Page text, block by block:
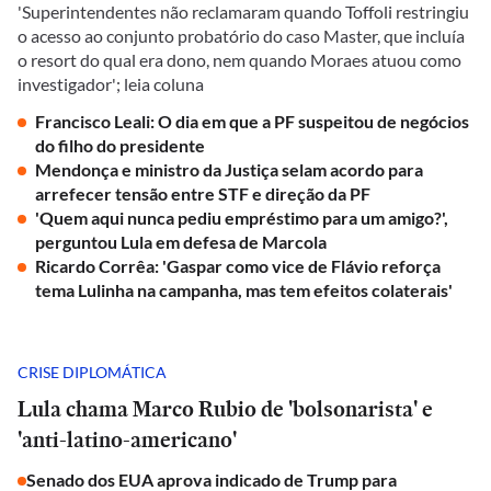
'Superintendentes não reclamaram quando Toffoli restringiu
o acesso ao conjunto probatório do caso Master, que incluía
o resort do qual era dono, nem quando Moraes atuou como
investigador'; leia coluna
Francisco Leali: O dia em que a PF suspeitou de negócios
do filho do presidente
Mendonça e ministro da Justiça selam acordo para
arrefecer tensão entre STF e direção da PF
'Quem aqui nunca pediu empréstimo para um amigo?',
perguntou Lula em defesa de Marcola
Ricardo Corrêa: 'Gaspar como vice de Flávio reforça
tema Lulinha na campanha, mas tem efeitos colaterais'
CRISE DIPLOMÁTICA
Lula chama Marco Rubio de 'bolsonarista' e
'anti-latino-americano'
Senado dos EUA aprova indicado de Trump para